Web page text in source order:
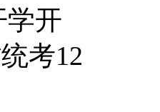
学开
考12